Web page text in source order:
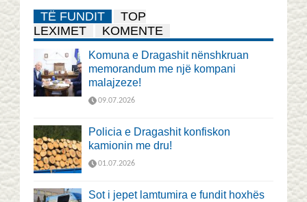
TË FUNDIT
TOP
LEXIMET
KOMENTE
Komuna e Dragashit nënshkruan
memorandum me një kompani
malajzeze!
09.07.2026
Policia e Dragashit konfiskon
kamionin me dru!
01.07.2026
Sot i jepet lamtumira e fundit hoxhës